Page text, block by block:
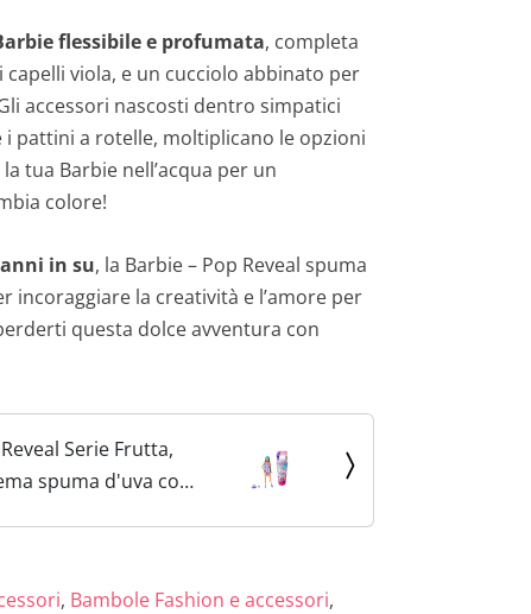
flessibile e profumata, completa
viola, e un cucciolo abbinato per
accessori nascosti dentro simpatici
i pattini a rotelle, moltiplicano le opzioni
tua Barbie nell’acqua per un
colore!
in su, la Barbie – Pop Reveal spuma
incoraggiare la creatività e l’amore per
questa dolce avventura con
Serie Frutta,
spuma d'uva con
, Bambole Fashion e accessori,